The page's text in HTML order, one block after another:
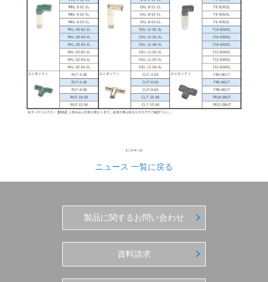
ニュース 一覧に戻る
製品に関するお問い合わせ
資料請求